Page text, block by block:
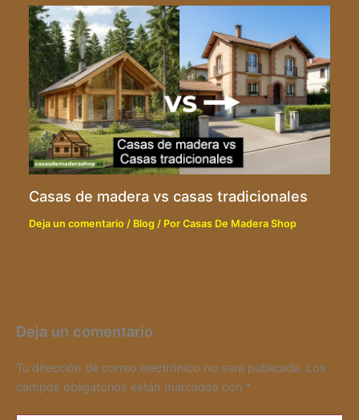
Casas de madera vs casas tradicionales
Deja un comentario / Blog / PorCasas De Madera Shop
Deja un comentario
Tu dirección de correo electrónico no será publicada. Los
campos obligatorios están marcados con *